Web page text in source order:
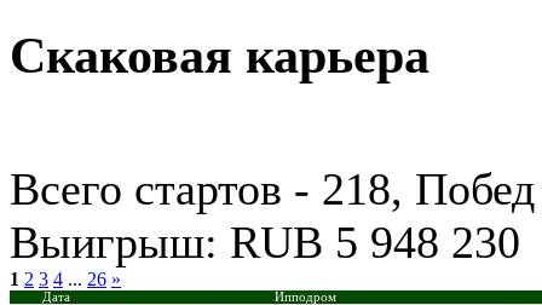
Скаковая карьера
Всего стартов - 218,
Выигрыш: RUB 5 948 230
1 2 3 4 ... 26 »
Дата Ипподром